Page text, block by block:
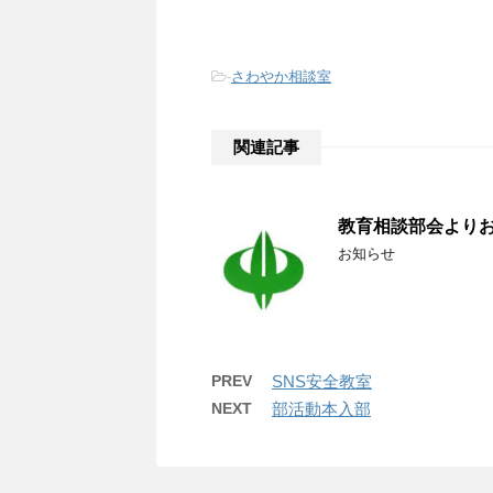
-さわやか相談室
関連記事
教育相談部会より
お知らせ
PREV SNS安全教室
NEXT 部活動本入部